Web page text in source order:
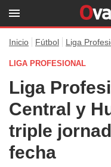
Inicio Fútbol Liga
LIGA PROFESIONAL
Liga
Central y
triple
fecha